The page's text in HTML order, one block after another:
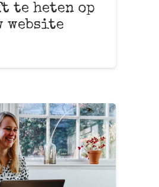
te heten op
website